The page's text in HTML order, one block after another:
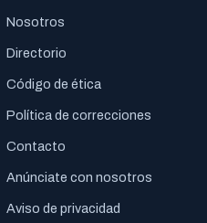
Nosotros
Directorio
Código de ética
Política de correcciones
Contacto
Anúnciate con nosotros
Aviso de privacidad